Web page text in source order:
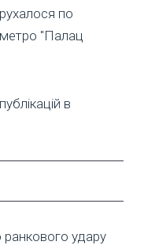
по
метро "Палац
в
удару